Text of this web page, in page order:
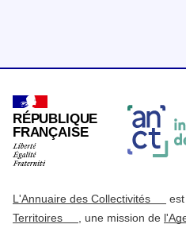
RÉPUBLIQUE
FRANÇAISE
L'Annuaire des Collectivités
Territoires
, une mission de